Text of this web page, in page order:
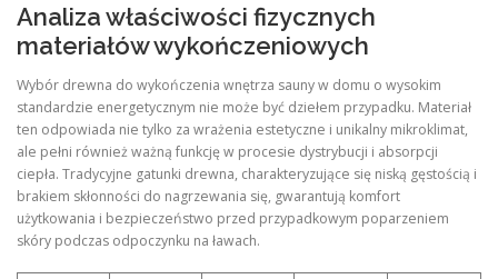
Analiza właściwości fizycznych
materiałów wykończeniowych
Wybór drewna do wykończenia wnętrza sauny w domu o wysokim
standardzie energetycznym nie może być dziełem przypadku. Materiał
ten odpowiada nie tylko za wrażenia estetyczne i unikalny mikroklimat,
ale pełni również ważną funkcję w procesie dystrybucji i absorpcji
ciepła. Tradycyjne gatunki drewna, charakteryzujące się niską gęstością i
brakiem skłonności do nagrzewania się, gwarantują komfort
użytkowania i bezpieczeństwo przed przypadkowym poparzeniem
skóry podczas odpoczynku na ławach.